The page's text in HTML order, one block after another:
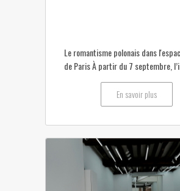
Le romantisme polonais dans
de Paris À partir du 7 septembre,
En savoir plus